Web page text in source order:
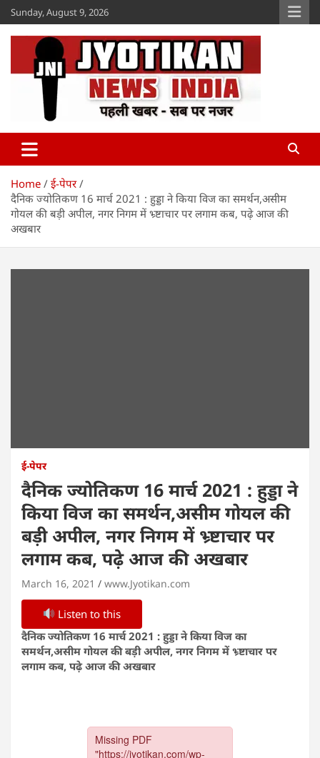
Skip
to
content
Sunday, August 9, 2026
Jyotikan
Home
ई-पेपर
दैनिक ज्योतिकण 16 मार्च 2021 : हुड्डा ने किया विज का समर्थन,असीम
गोयल की बड़ी अपील, नगर निगम में भ्र्ष्टाचार पर लगाम कब, पढ़े आज की
अखबार
ई-पेपर
दैनिक ज्योतिकण 16 मार्च 2021 : हुड्डा ने
किया विज का समर्थन,असीम गोयल की
बड़ी अपील, नगर निगम में भ्र्ष्टाचार पर
लगाम कब, पढ़े आज की अखबार
March 16, 2021 www.Jyotikan.com
Listen to this
दैनिक ज्योतिकण 16 मार्च 2021 : हुड्डा ने किया विज का
समर्थन,असीम गोयल की बड़ी अपील, नगर निगम में भ्र्ष्टाचार पर
लगाम कब, पढ़े आज की अखबार